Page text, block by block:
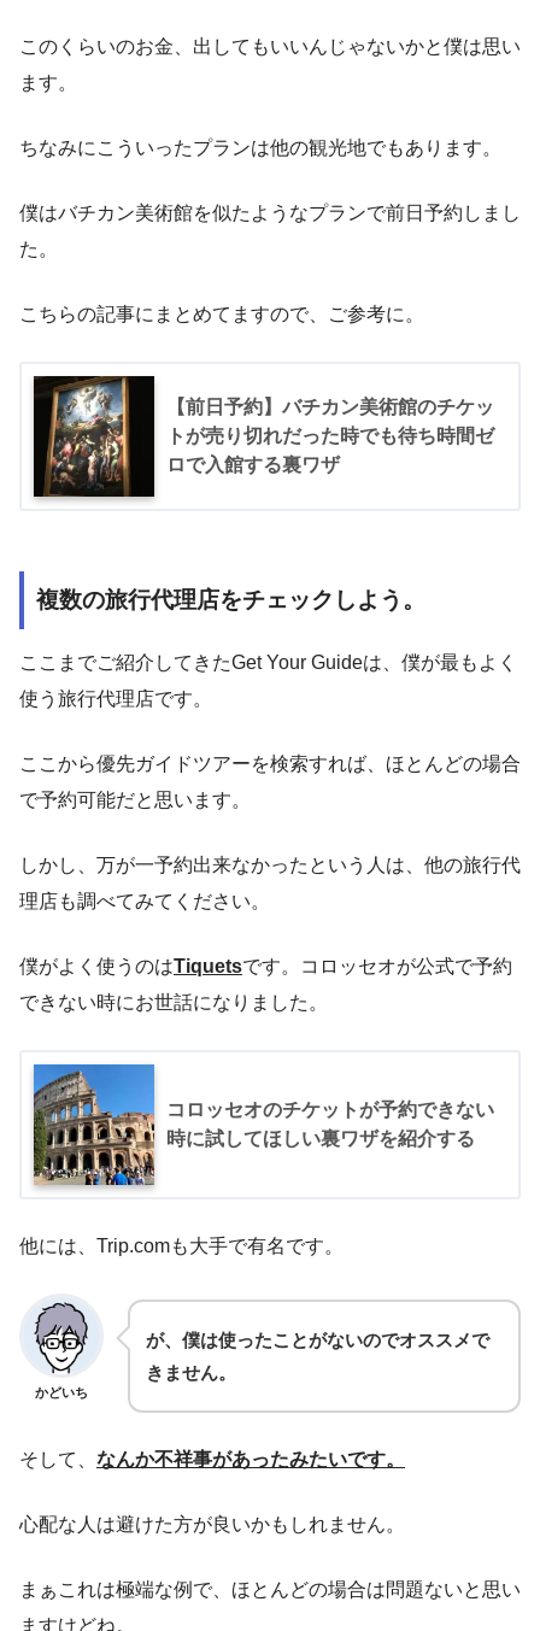
このくらいのお金、出してもいいんじゃないかと僕は思い
ます。
ちなみにこういったプランは他の観光地でもあります。
僕はバチカン美術館を似たようなプランで前日予約しまし
た。
こちらの記事にまとめてますので、ご参考に。
【前日予約】バチカン美術館のチケッ
トが売り切れだった時でも待ち時間ゼ
ロで入館する裏ワザ
複数の旅行代理店をチェックしよう。
ここまでご紹介してきたGet Your Guideは、僕が最もよく
使う旅行代理店です。
ここから優先ガイドツアーを検索すれば、ほとんどの場合
で予約可能だと思います。
しかし、万が一予約出来なかったという人は、他の旅行代
理店も調べてみてください。
僕がよく使うのはTiquetsです。コロッセオが公式で予約
できない時にお世話になりました。
コロッセオのチケットが予約できない
時に試してほしい裏ワザを紹介する
他には、Trip.comも大手で有名です。
かどいち
が、僕は使ったことがないのでオススメで
きません。
そして、 なんか不祥事があったみたいです。
心配な人は避けた方が良いかもしれません。
まぁこれは極端な例で、ほとんどの場合は問題ないと思い
ますけどね。